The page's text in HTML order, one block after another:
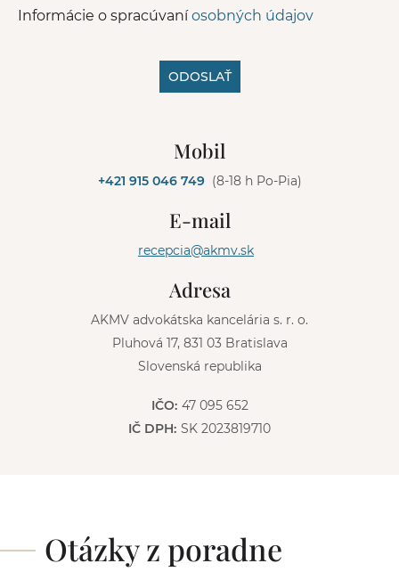
Informácie o spracúvaníosobných údajov
ODOSLAŤ
Mobil
+421 915 046 749 (8-18 h Po-Pia)
E-mail
recepcia@akmv.sk
Adresa
AKMV advokátska kancelária s. r. o.
Pluhová 17, 831 03 Bratislava
Slovenská republika
IČO: 47 095 652
IČ DPH: SK 2023819710
Otázky z poradne